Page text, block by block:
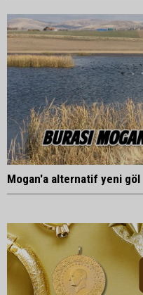
Mogan'a alternatif yeni göl